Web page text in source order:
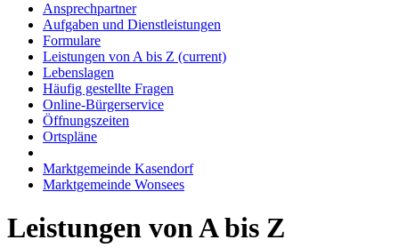
Ansprechpartner
Aufgaben und Dienstleistungen
Formulare
Leistungen von A bis Z (current)
Lebenslagen
Häufig gestellte Fragen
Online-Bürgerservice
Öffnungszeiten
Ortspläne
Marktgemeinde Kasendorf
Marktgemeinde Wonsees
Leistungen von A bis Z